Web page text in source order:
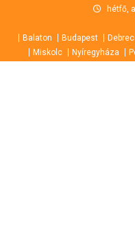
content
hétfő,
Balaton Budapest
Miskolc
Nyíregyháza